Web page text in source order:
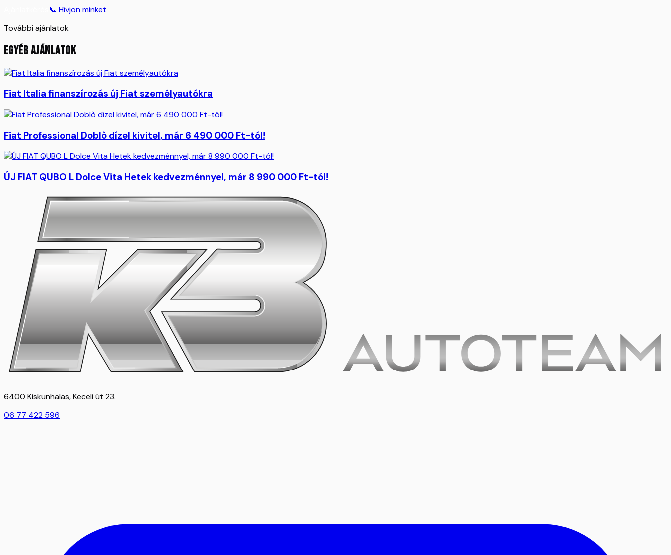
📞 Hívjon minket
További ajánlatok
EGYÉB AJÁNLATOK
Fiat Italia finanszírozás új Fiat személyautókra
Fiat Professional Doblò dízel kivitel, már 6 490 000 Ft-tól!
ÚJ FIAT QUBO L Dolce Vita Hetek kedvezménnyel, már 8 990 000 Ft-tól!
6400 Kiskunhalas, Keceli út 23.
06 77 422 596